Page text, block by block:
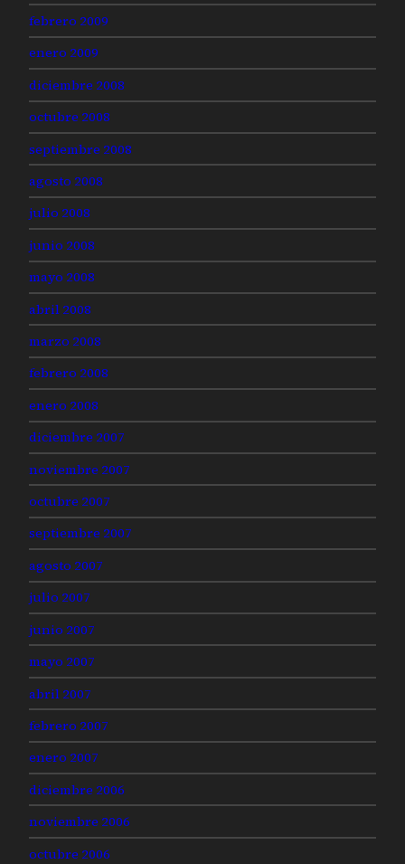
febrero 2009
enero 2009
diciembre 2008
octubre 2008
septiembre 2008
agosto 2008
julio 2008
junio 2008
mayo 2008
abril 2008
marzo 2008
febrero 2008
enero 2008
diciembre 2007
noviembre 2007
octubre 2007
septiembre 2007
agosto 2007
julio 2007
junio 2007
mayo 2007
abril 2007
febrero 2007
enero 2007
diciembre 2006
noviembre 2006
octubre 2006